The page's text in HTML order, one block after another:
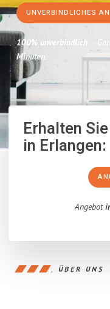
UNVERBINDLICHES
100% unverbindlich –
Minuten.
Erhalten
in Erlangen:
Angebot
ÜBER UNS